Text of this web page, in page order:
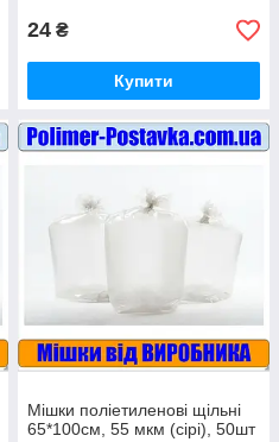
24 ₴
Купити
Мішки поліетиленові щільні
65*100см, 55 мкм (сірі), 50шт